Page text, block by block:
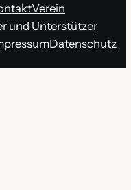
Verein
und Unterstützer
Datenschutz